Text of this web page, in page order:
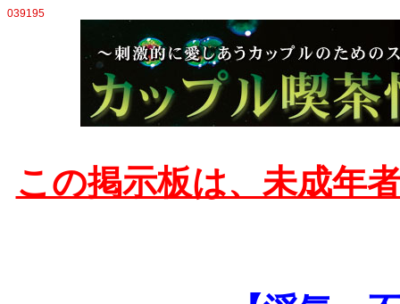
039195
この掲示板は、未成年